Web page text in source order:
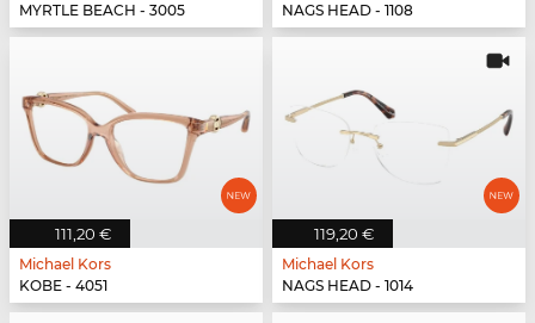
MYRTLE BEACH - 3005
NAGS HEAD - 1108
111,20 €
Michael Kors
KOBE - 4051
119,20 €
Michael Kors
NAGS HEAD - 1014